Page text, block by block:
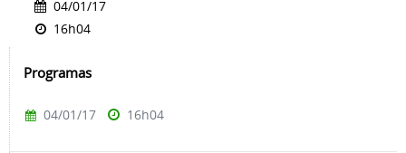
04/01/17
16h04
Programas
04/01/17 16h04